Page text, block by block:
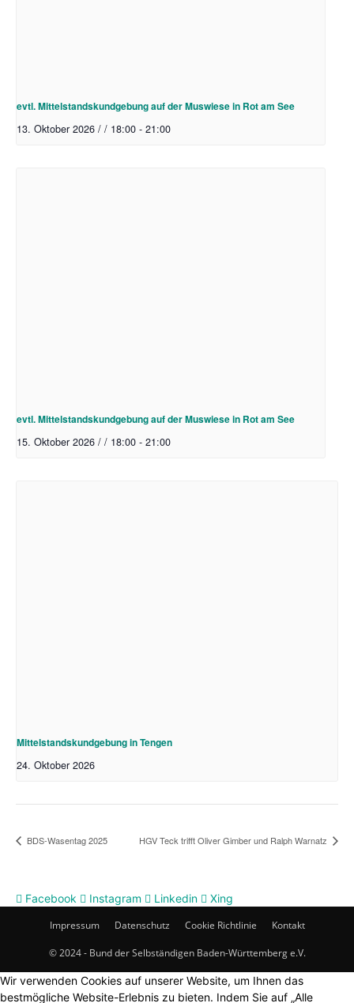
evtl. Mittelstandskundgebung auf der Muswiese in Rot am See
13. Oktober 2026 / / 18:00 - 21:00
evtl. Mittelstandskundgebung auf der Muswiese in Rot am See
15. Oktober 2026 / / 18:00 - 21:00
Mittelstandskundgebung in Tengen
24. Oktober 2026
BDS-Wasentag 2025 HGV Teck trifft Oliver Gimber und Ralph Warnatz
Facebook Instagram Linkedin
Xing
Impressum
Datenschutz Cookie Richtlinie Kontakt
© 2024 - Bund der Selbständigen Baden-Württemberg e.V.
Wir verwenden Cookies auf unserer Website, um Ihnen das
bestmögliche Website-Erlebnis zu bieten. Indem Sie auf „Alle